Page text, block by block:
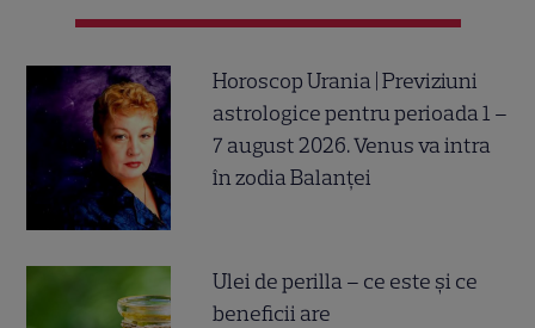
Horoscop Urania | Previziuni
astrologice pentru perioada 1 –
7 august 2026. Venus va intra
în zodia Balanței
Ulei de perilla – ce este și ce
beneficii are